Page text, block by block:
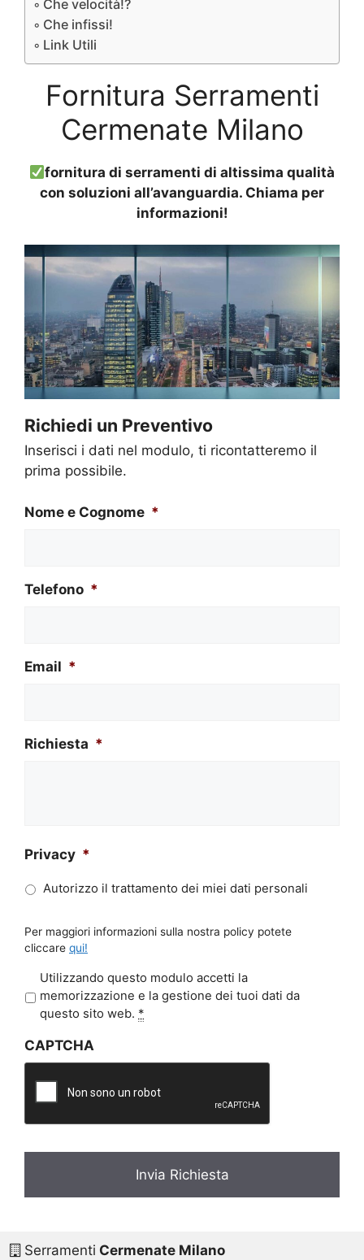
Che velocità!?
Che infissi!
Link Utili
Fornitura Serramenti
Cermenate Milano
fornitura di serramenti di altissima qualità
con soluzioni all’avanguardia. Chiama per
informazioni!
Richiedi un Preventivo
Inserisci i dati nel modulo, ti ricontatteremo il
prima possibile.
Nome e Cognome *
Telefono *
Email *
Richiesta *
Privacy *
Autorizzo il trattamento dei miei dati personali
Per maggiori informazioni sulla nostra policy potete
cliccare qui!
r
a
c
*
Utilizzando questo modulo accetti la
memorizzazione e la gestione dei tuoi dati da
questo sito web. *
CAPTCHA
Serramenti Cermenate Milano